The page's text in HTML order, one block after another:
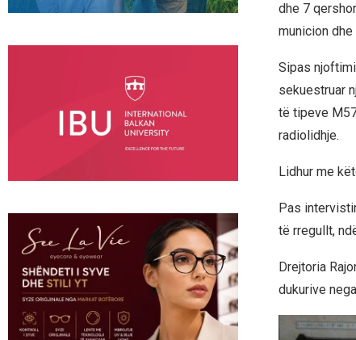
dhe 7
municion
Sipas
sekuestruar
të tipeve
radiolidhje.
Lidhur me
Pas
të rregullt,
Drejtoria
dukurive